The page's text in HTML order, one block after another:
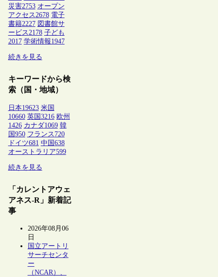
災害2753 オープン
アクセス2678 電子
書籍2227 図書館サ
ービス2178 子ども
2017 学術情報1947
続きを見る
キーワードから検
索（国・地域）
日本19623 米国
10660 英国 3216 欧州
1426 カナダ1069 韓
国 950 フランス 720
ドイツ681 中国 638
オーストラリア599
続きを見る
「カレントアウェ
アネス-R」新着記
事
2026年08月06
日
国立アートリ
サーチセンタ
ー
（NCAR）、